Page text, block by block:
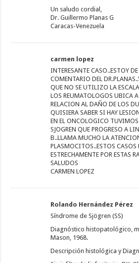
Un saludo cordial,
Dr. Guillermo Planas G
Caracas-Venezuela
carmen lopez
INTERESANTE CASO..ESTOY
COMENTARIO DEL
QUE NO SE UTILIZO LA
LOS REUMATOLOGOS UBICA
RELACION AL DAÑO DE LOS
QUISIERA SABER SI HAY
EN EL ONCOLOGICO
SJOGREN QUE PROGRESO A
B..LLAMA MUCHO LA
PLASMOCITOS..ESTOS CASOS
ESTRECHAMENTE POR ESTAS
SALUDOS
CARMEN LOPEZ
Rolando Hernández Pérez
Síndrome de Sjögren (SS)
Diagnóstico histopatológico,
Mason, 1968.
Descripción histológica y